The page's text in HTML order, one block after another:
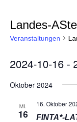
Landes-
Veranstaltungen
2024-10-16 -
wählen.
Oktober 2024
MI.
16
16. Oktober
FINTA*-